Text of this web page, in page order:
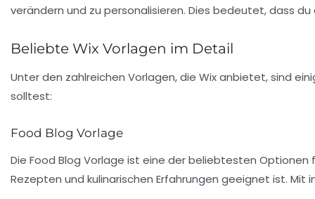
verändern und zu personalisieren. Dies bedeutet, dass
Beliebte Wix Vorlagen im Detail
Unter den zahlreichen Vorlagen, die Wix anbietet, sind
solltest:
Food Blog Vorlage
Die Food Blog Vorlage ist eine der beliebtesten Optionen
Rezepten und kulinarischen Erfahrungen geeignet ist.